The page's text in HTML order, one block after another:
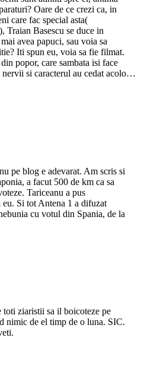
Oare de ce crezi ca, in
care fac special asta(
Traian Basescu se duce in
avea papuci, sau voia sa
Iti spun eu, voia sa fie filmat.
popor, care sambata isi face
si caracterul au cedat acolo…
pe blog e adevarat. Am scris si
a facut 500 de km ca sa
Tariceanu a pus
eu. Si tot Antena 1 a difuzat
cu votul din Spania, de la
toti ziaristii sa il boicoteze pe
nimic de el timp de o luna. SIC.